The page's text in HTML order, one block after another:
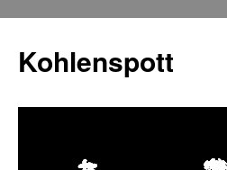
springen
Kohlenspott